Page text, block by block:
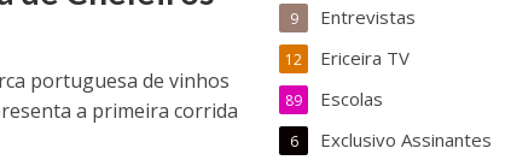
portuguesa de vinhos
a primeira corrida
Entrevistas
9
Ericeira TV
12
Escolas
89
Exclusivo Assinantes
6